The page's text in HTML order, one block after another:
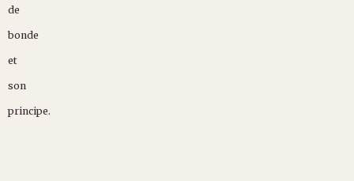
de
bonde
et
son
principe.